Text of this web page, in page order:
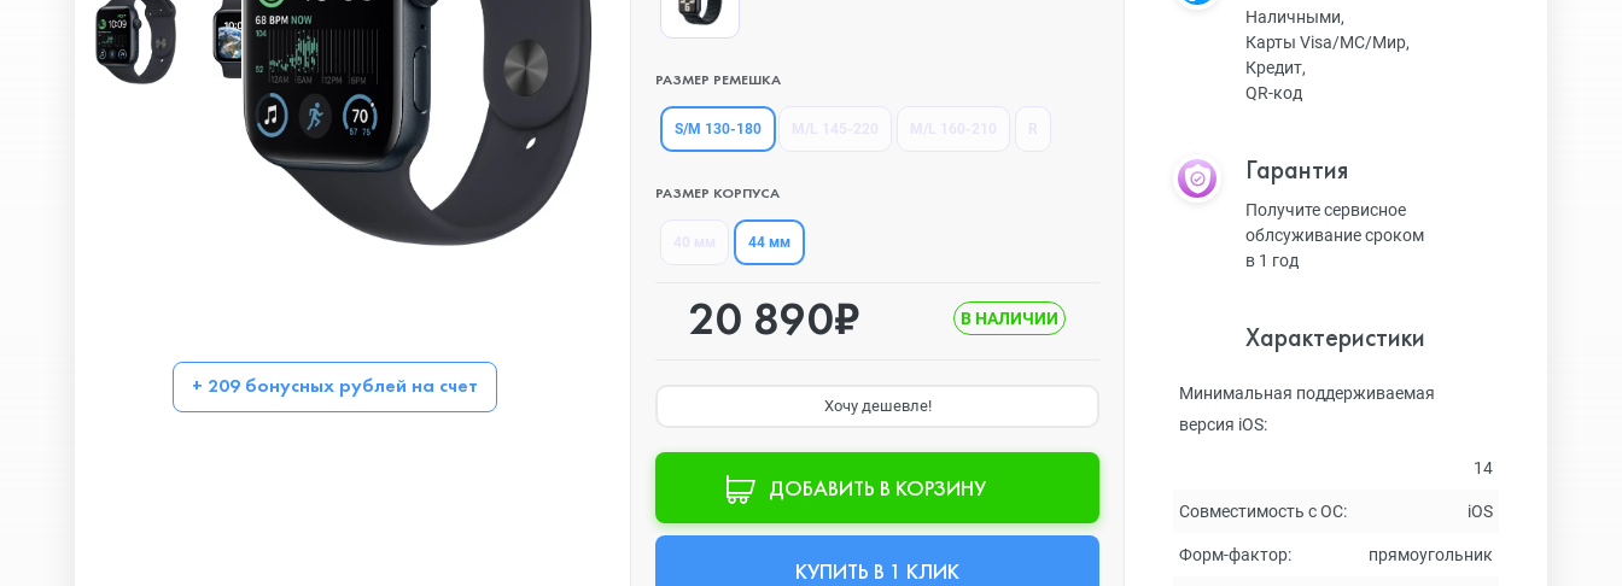
+ 209 бонусных рублей на счет
РАЗМЕР РЕМЕШКА
S/M 130-180
РАЗМЕР КОРПУСА
44 мм
20 890₽ В НАЛИЧИИ
Хочу дешевле!
ДОБАВИТЬ В КОРЗИНУ
КУПИТЬ В 1 КЛИК
Наличными,
Карты Visa/MC/Мир,
Кредит,
QR-код
Гарантия
Получите сервисное
облсуживание сроком
в 1 год
Характеристики
Минимальная поддерживаемая
версия iOS:
14
Совместимость с ОС: iOS
Форм-фактор: прямоугольник